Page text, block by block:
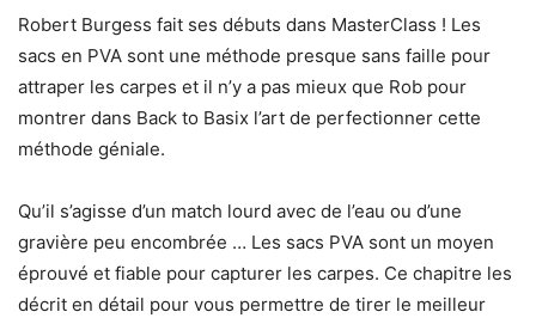
Robert Burgess fait ses débuts dans MasterClass ! Les
sacs en PVA sont une méthode presque sans faille pour
attraper les carpes et il n’y a pas mieux que Rob pour
montrer dans Back to Basix l’art de perfectionner cette
méthode géniale.
Qu’il s’agisse d’un match lourd avec de l’eau ou d’une
gravière peu encombrée … Les sacs PVA sont un moyen
éprouvé et fiable pour capturer les carpes. Ce chapitre les
décrit en détail pour vous permettre de tirer le meilleur